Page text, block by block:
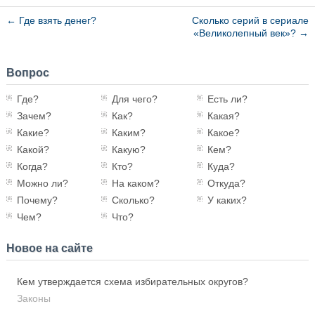
← Где взять денег?
Сколько серий в сериале
«Великолепный век»? →
Вопрос
Где? Для чего?
Есть ли?
Зачем?
Как?
Какая?
Какие?
Каким?
Какое?
Какой?
Какую?
Кем?
Когда?
Кто?
Куда?
Можно ли?
На каком?
Откуда?
Почему?
Сколько?
У каких?
Чем?
Что?
Новое на сайте
Кем утверждается схема избирательных округов?
Законы